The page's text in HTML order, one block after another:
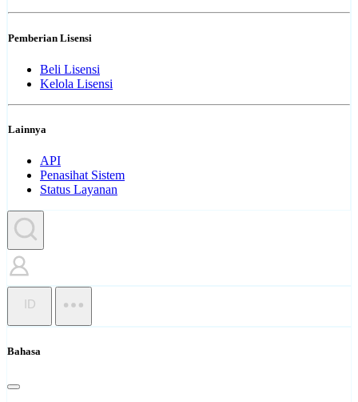
Pemberian Lisensi
Beli Lisensi
Kelola Lisensi
Lainnya
API
Penasihat Sistem
Status Layanan
ID
Bahasa